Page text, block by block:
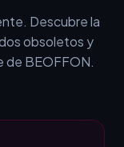
Descubre la
obsoletos y
de BEOFFON.